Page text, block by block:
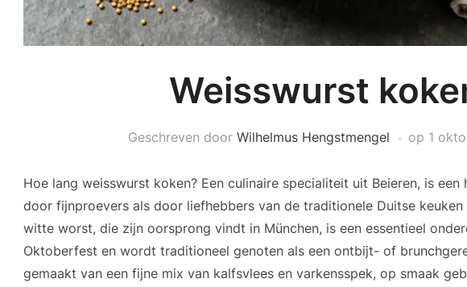
Weisswurst
Geschreven door Wilhelmus Hengstmengel op 1
Hoe lang weisswurst koken? Een culinaire specialiteit uit Beieren, is
door fijnproevers als door liefhebbers van de traditionele Duitse
witte worst, die zijn oorsprong vindt in München, is een essentieel
Oktoberfest en wordt traditioneel genoten als een ontbijt- of
gemaakt van een fijne mix van kalfsvlees en varkensspek, op smaak